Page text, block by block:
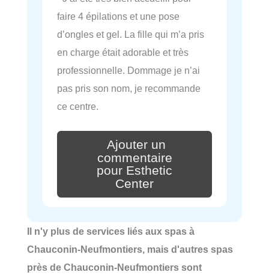
faire 4 épilations et une pose
d’ongles et gel. La fille qui m’a pris
en charge était adorable et très
professionnelle. Dommage je n’ai
pas pris son nom, je recommande
ce centre.
Ajouter un
commentaire
pour Esthetic
Center
Il n'y plus de services liés aux spas à
Chauconin-Neufmontiers, mais d'autres spas
près de Chauconin-Neufmontiers sont